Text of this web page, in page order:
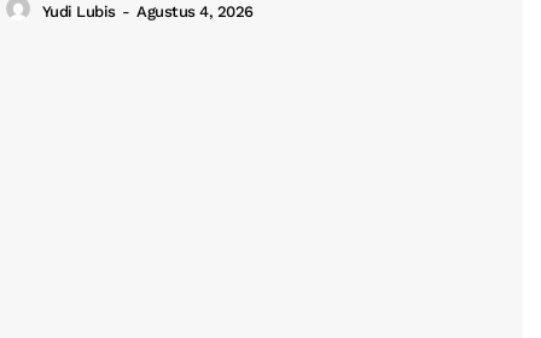
Yudi Lubis - Agustus 4, 2026